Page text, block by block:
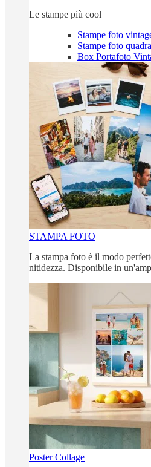
Le stampe più cool
Stampe foto
Stampe foto
Box Portafoto
STAMPA FOTO
La stampa foto è il modo
nitidezza. Disponibile in
Poster Collage